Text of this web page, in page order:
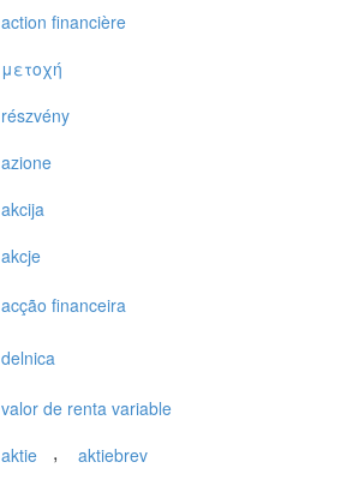
action financière
μετoχή
részvény
azione
akcija
akcje
acção financeira
delnica
valor de renta variable
aktie , aktiebrev